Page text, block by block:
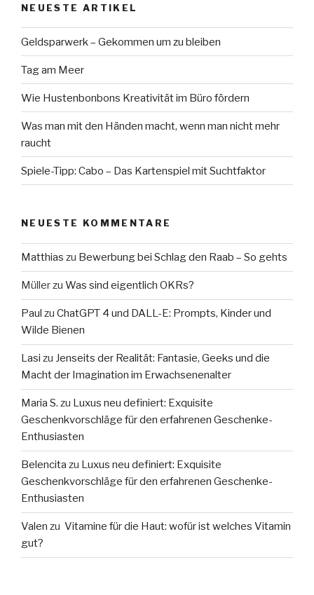
NEUESTE ARTIKEL
Geldsparwerk – Gekommen um zu bleiben
Tag am Meer
Wie Hustenbonbons Kreativität im Büro fördern
Was man mit den Händen macht, wenn man nicht mehr
raucht
Spiele-Tipp: Cabo – Das Kartenspiel mit Suchtfaktor
NEUESTE KOMMENTARE
Matthias zu Bewerbung bei Schlag den Raab – So gehts
Müllerzu Was sind eigentlich OKRs?
Paul zu ChatGPT 4 und DALL-E: Prompts, Kinder und
Wilde Bienen
Lasi zu Jenseits der Realität: Fantasie, Geeks und die
Macht der Imagination im Erwachsenenalter
Maria S. zu Luxus neu definiert: Exquisite
Geschenkvorschläge für den erfahrenen Geschenke-
Enthusiasten
Belencita zu Luxus neu definiert: Exquisite
Geschenkvorschläge für den erfahrenen Geschenke-
Enthusiasten
Valen zu Vitamine für die Haut: wofür ist welches Vitamin
gut?